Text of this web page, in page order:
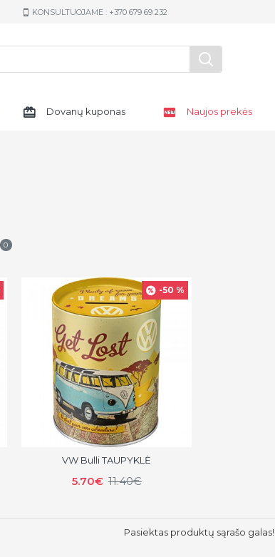
KONSULTUOJAME : +370 679 69 232
Dovanų kuponas Naujos prekės
0
-50 %
VW Bulli TAUPYKLĖ
5.70€ 11.40€
Pasiektas produktų sąrašo galas!